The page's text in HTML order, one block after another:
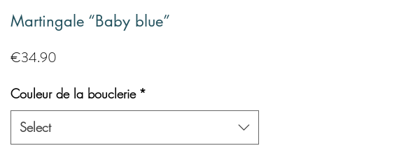
Martingale “Baby blue”
€34.90
Couleur de la bouclerie *
Select